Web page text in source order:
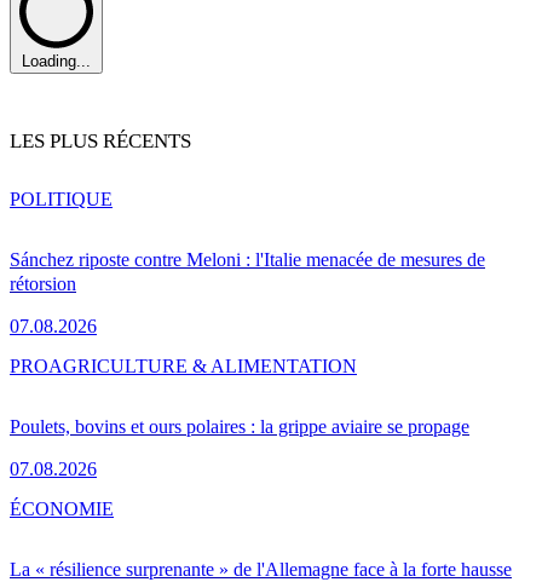
Loading...
LES PLUS RÉCENTS
Sánchez riposte contre Meloni : l'Italie menacée de mesures de
rétorsion
07.08.2026
POLITIQUE
Poulets, bovins et ours polaires : la grippe aviaire se propage
07.08.2026
PROAGRICULTURE & ALIMENTATION
La « résilience surprenante » de l'Allemagne face à la forte hausse
ÉCONOMIE